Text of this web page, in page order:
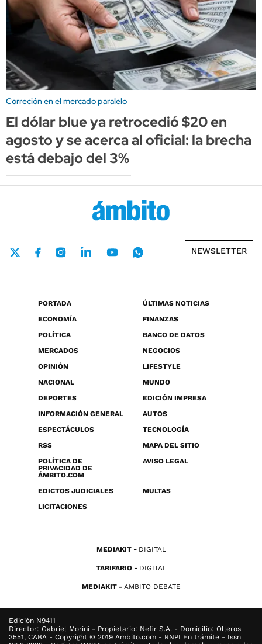
Correción en el mercado paralelo
El dólar blue ya retrocedió $20 en
agosto y se acerca al oficial: la brecha
está debajo del 3%
NEWSLETTER
PORTADA
ÚLTIMAS NOTICIAS
ECONOMÍA
FINANZAS
POLÍTICA
BANCO DE DATOS
MERCADOS
NEGOCIOS
OPINIÓN
LIFESTYLE
NACIONAL
MUNDO
DEPORTES
EDICIÓN IMPRESA
INFORMACIÓN GENERAL
AUTOS
ESPECTÁCULOS
TECNOLOGÍA
RSS
MAPA DEL SITIO
POLÍTICA DE
PRIVACIDAD DE
ÁMBITO.COM
AVISO LEGAL
EDICTOS JUDICIALES
MULTAS
LICITACIONES
MEDIAKIT DIGITAL
TARIFARIO DIGITAL
MEDIAKIT AMBITO DEBATE
Edición N9411
Director: Gabriel Morini - Propietario: Nefir S.A. - Domicilio: Olleros
3551, CABA - Copyright © 2019 Ambito.com - RNPI En trámite - Issn